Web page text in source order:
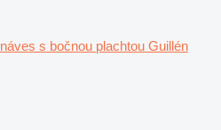
náves s bočnou plachtou Guillén